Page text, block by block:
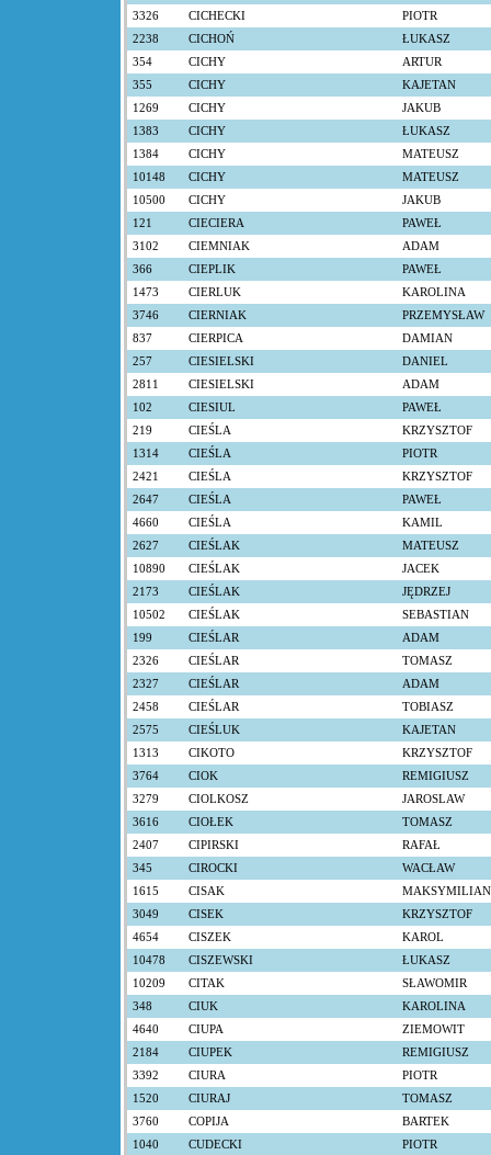
3326 CICHECKI
PIOTR
2238
CICHOŃ
ŁUKASZ
354
CICHY
ARTUR
355
CICHY
KAJETAN
1269
CICHY
JAKUB
1383
CICHY
ŁUKASZ
1384
CICHY
MATEUSZ
10148
CICHY
MATEUSZ
10500
CICHY
JAKUB
121
CIECIERA
PAWEŁ
3102
CIEMNIAK
ADAM
366
CIEPLIK
PAWEŁ
1473
CIERLUK
KAROLINA
3746
CIERNIAK
PRZEMYSŁAW
837
CIERPICA
DAMIAN
257
CIESIELSKI
DANIEL
2811
CIESIELSKI
ADAM
102
CIESIUL
PAWEŁ
219
CIEŚLA
KRZYSZTOF
1314
CIEŚLA
PIOTR
2421
CIEŚLA
KRZYSZTOF
2647
CIEŚLA
PAWEŁ
4660
CIEŚLA
KAMIL
2627
CIEŚLAK
MATEUSZ
10890
CIEŚLAK
JACEK
2173
CIEŚLAK
JĘDRZEJ
10502
CIEŚLAK
SEBASTIAN
199
CIEŚLAR
ADAM
2326
CIEŚLAR
TOMASZ
2327
CIEŚLAR
ADAM
2458
CIEŚLAR
TOBIASZ
2575
CIEŚLUK
KAJETAN
1313
CIKOTO
KRZYSZTOF
3764
CIOK
REMIGIUSZ
3279
CIOLKOSZ
JAROSLAW
3616
CIOŁEK
TOMASZ
2407
CIPIRSKI
RAFAŁ
345
CIROCKI
WACŁAW
1615
CISAK
MAKSYMILIAN
3049
CISEK
KRZYSZTOF
4654
CISZEK
KAROL
10478
CISZEWSKI
ŁUKASZ
10209
CITAK
SŁAWOMIR
348
CIUK
KAROLINA
4640
CIUPA
ZIEMOWIT
2184
CIUPEK
REMIGIUSZ
3392
CIURA
PIOTR
1520
CIURAJ
TOMASZ
3760
COPIJA
BARTEK
1040
CUDECKI
PIOTR